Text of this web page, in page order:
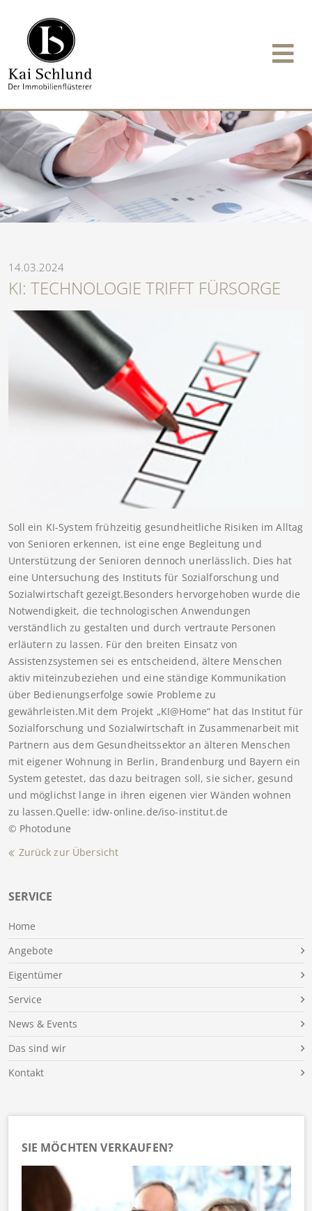
SERVICE
Home
Angebote
Eigentümer
Service
News & Events
Das sind wir
Kontakt
SIE MÖCHTEN VERKAUFEN?
14.03.2024
KI: TECHNOLOGIE TRIFFT FÜRSORGE
Soll ein KI-System frühzeitig gesundheitliche Risiken im Alltag
von Senioren erkennen, ist eine enge Begleitung und
Unterstützung der Senioren dennoch unerlässlich. Dies hat
eine Untersuchung des Instituts für Sozialforschung und
Sozialwirtschaft gezeigt.Besonders hervorgehoben wurde die
Notwendigkeit, die technologischen Anwendungen
verständlich zu gestalten und durch vertraute Personen
erläutern zu lassen. Für den breiten Einsatz von
Assistenzsystemen sei es entscheidend, ältere Menschen
aktiv miteinzubeziehen und eine ständige Kommunikation
über Bedienungserfolge sowie Probleme zu
gewährleisten.Mit dem Projekt „KI@Home“ hat das Institut für
Sozialforschung und Sozialwirtschaft in Zusammenarbeit mit
Partnern aus dem Gesundheitssektor an älteren Menschen
mit eigener Wohnung in Berlin, Brandenburg und Bayern ein
System getestet, das dazu beitragen soll, sie sicher, gesund
und möglichst lange in ihren eigenen vier Wänden wohnen
zu lassen.Quelle: idw-online.de/iso-institut.de
© Photodune
Zurück zur Übersicht